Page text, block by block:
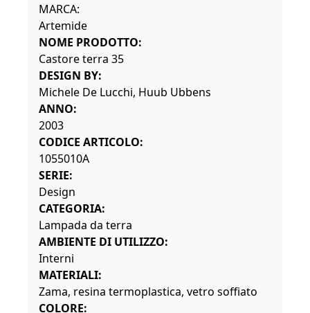
MARCA:
Artemide
NOME PRODOTTO:
Castore terra 35
DESIGN BY:
Michele De Lucchi, Huub Ubbens
ANNO:
2003
CODICE ARTICOLO:
1055010A
SERIE:
Design
CATEGORIA:
Lampada da terra
AMBIENTE DI UTILIZZO:
Interni
MATERIALI:
Zama, resina termoplastica, vetro soffiato
COLORE: